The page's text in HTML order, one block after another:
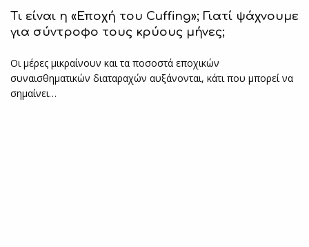
Τι είναι η «Εποχή του Cuffing»; Γιατί ψάχνουμε
για σύντροφο τους κρύους μήνες;
Οι μέρες μικραίνουν και τα ποσοστά εποχικών
συναισθηματικών διαταραχών αυξάνονται, κάτι που μπορεί να
σημαίνει…